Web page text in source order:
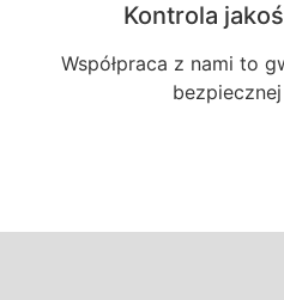
Kontrola
Współpraca z nami to